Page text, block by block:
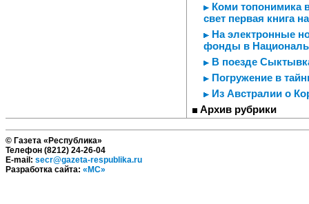
Коми топонимика
свет первая книга
На электронные
фонды в
В поезде
Погружение в
Из Австралии о
Архив рубрики
© Газета «Республика»
Телефон (8212) 24-26-04
E-mail: secr@gazeta-respublika.ru
Разработка сайта: «МС»